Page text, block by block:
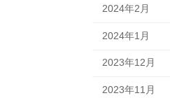
2024年2月
2024年1月
2023年12月
2023年11月